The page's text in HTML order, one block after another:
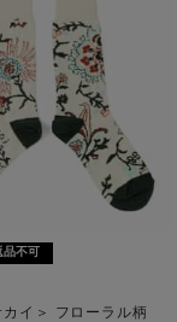
品不可
イ＞ フローラル柄